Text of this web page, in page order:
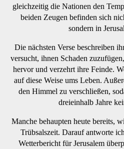
gleichzeitig die Nationen den
beiden Zeugen befinden sich
sondern in
Die nächsten Verse beschreiben
versucht, ihnen Schaden
hervor und verzehrt ihre Feinde.
auf diese Weise ums Leben.
den Himmel zu verschließen,
dreieinhalb Jahre
Manche behaupten heute bereits,
Trübsalszeit. Darauf antworte
Wetterbericht für Jerusalem